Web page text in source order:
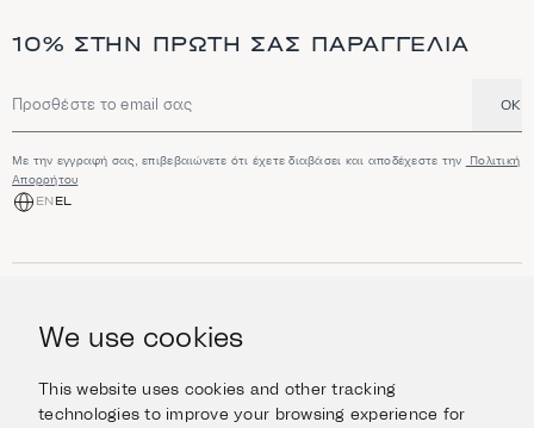
We use cookies
This website uses cookies and other tracking
technologies to improve your browsing experience for
10% ΣΤΗΝ ΠΡΏΤΗ ΣΑΣ ΠΑΡΑΓΓΕΛΊΑ
Διεύθυνση email OK
Με την εγγραφή σας, επιβεβαιώνετε ότι έχετε διαβάσει και αποδέχεστε την
Πολιτική
Απορρήτου
EN EL
Κοσμήματα
Ρολόγια
Ταξιδέψτε με Στυλ
ΠΛΗΡΟΦΟΡΊΕΣ
Βοήθεια και Ερωτήσεις
Αποστολές και επιστροφές
ΣΧΕΤΙΚΆ ΜΕ ΕΜΆΣ